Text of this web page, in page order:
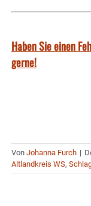
Haben Sie einen
gerne!
Von Johanna Furch |
Altlandkreis WS,